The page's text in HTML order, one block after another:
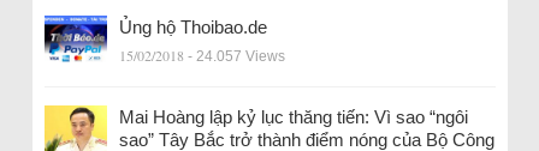
Ủng hộ Thoibao.de
15/02/2018 - 24.057 Views
Mai Hoàng lập kỷ lục thăng tiến: Vì sao “ngôi
sao” Tây Bắc trở thành điểm nóng của Bộ Công